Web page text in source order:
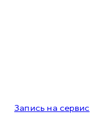
Запись на сервис